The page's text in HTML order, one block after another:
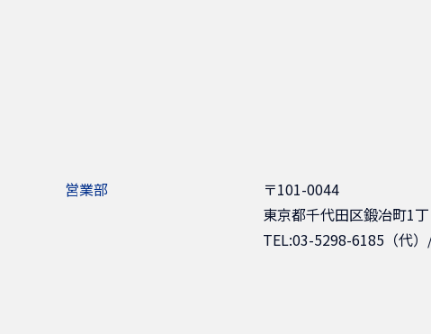
営業部
〒101-0044
東京都千代田区鍛冶町1
TEL:03-5298-6185（代